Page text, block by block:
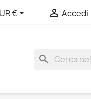
€  Accedi
search